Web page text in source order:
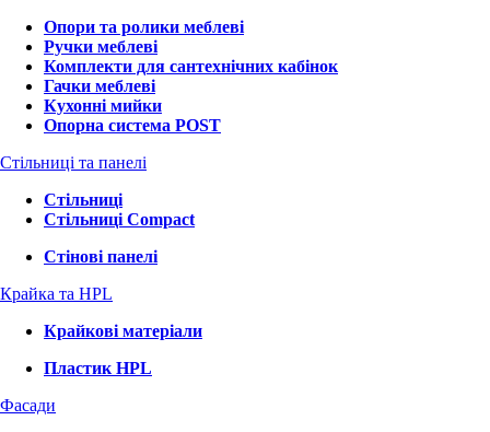
Опори та ролики меблеві
Ручки меблеві
Комплекти для сантехнічних кабінок
Гачки меблеві
Кухонні мийки
Опорна система POST
Стільниці та панелі
Стільниці
Стільниці Compact
Стінові панелі
Крайка та HPL
Крайкові матеріали
Пластик HPL
Фасади